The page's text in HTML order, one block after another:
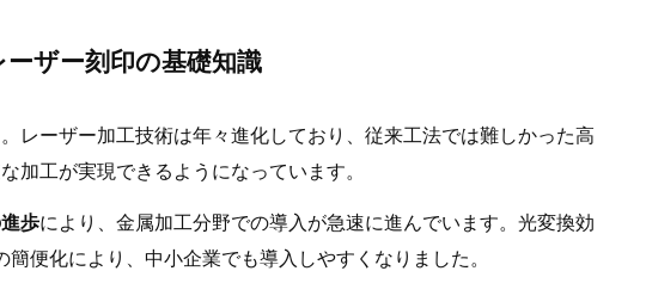
ザー刻印の基礎知識
レーザー加工技術は年々進化しており、従来工法では難しかった高
加工が実現できるようになっています。
歩により、金属加工分野での導入が急速に進んでいます。光変換効
便化により、中小企業でも導入しやすくなりました。